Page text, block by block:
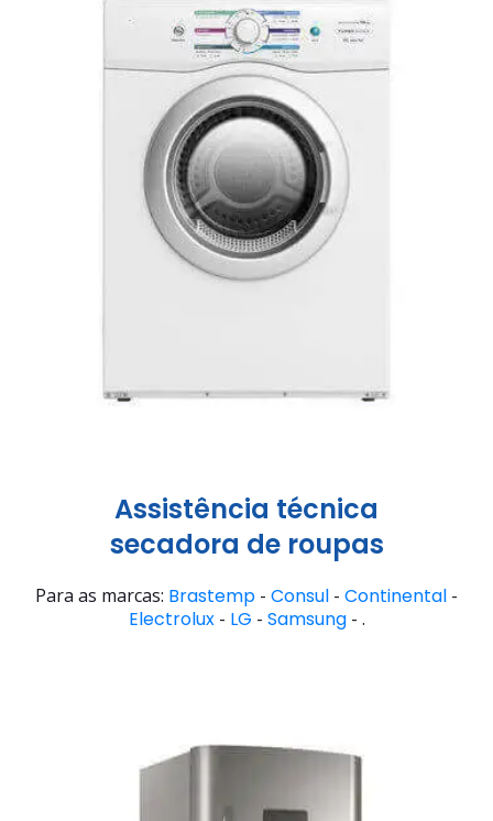
Assistência técnica
secadora de roupas
Para as marcas: Brastemp - Consul - Continental -
Electrolux- LG - Samsung- .